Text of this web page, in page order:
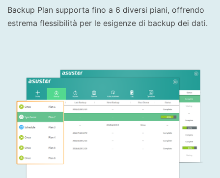
Backup Plan supporta fino a 6 diversi piani, offrendo
estrema flessibilità per le esigenze di backup dei dati.